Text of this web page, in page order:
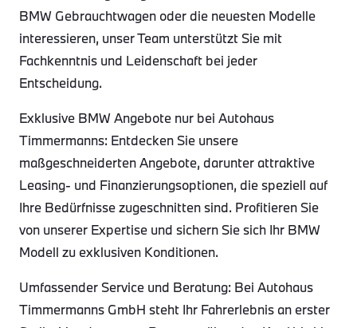
BMW Gebrauchtwagen oder die neuesten Modelle
interessieren, unser Team unterstützt Sie mit
Fachkenntnis und Leidenschaft bei jeder
Entscheidung.
Exklusive BMW Angebote nur bei Autohaus
Timmermanns: Entdecken Sie unsere
maßgeschneiderten Angebote, darunter attraktive
Leasing- und Finanzierungsoptionen, die speziell auf
Ihre Bedürfnisse zugeschnitten sind. Profitieren Sie
von unserer Expertise und sichern Sie sich Ihr BMW
Modell zu exklusiven Konditionen.
Umfassender Service und Beratung: Bei Autohaus
Timmermanns GmbH steht Ihr Fahrerlebnis an erster